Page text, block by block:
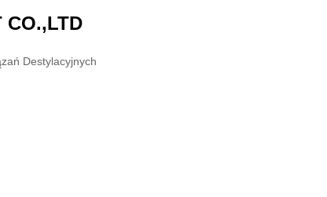
CO.,LTD
Destylacyjnych